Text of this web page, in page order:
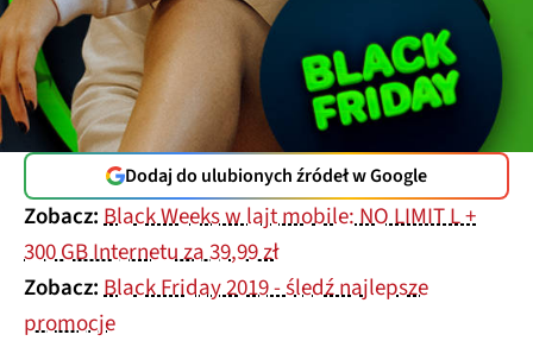
Dodaj do ulubionych źródeł w Google
Zobacz:Black Weeks w lajt mobile: NO LIMIT L +
300 GB Internetu za 39,99 zł
Zobacz:Black Friday 2019 - śledź najlepsze
promocje